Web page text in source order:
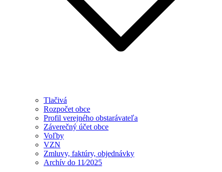
Tlačivá
Rozpočet obce
Profil verejného obstarávateľa
Záverečný účet obce
Voľby
VZN
Zmluvy, faktúry, objednávky
Archív do 11⁄2025